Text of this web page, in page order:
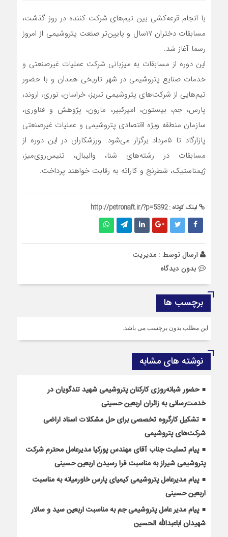
با انجام قرعه‌کشی بین تیم‌های شرکت کننده در روز گذشت،
مسابقات دختران ۱۷سال و پایین‌تر صنعت پتروشیمی از امروز
رسما آغاز شد.
این دوره از مسابقات به میزبانی شرکت عملیات غیرصنعتی و
خدمات صنایع پتروشیمی در شهر تاریخی همدان و با حضور
تیم‌هایی از شرکت‌های پتروشیمی تبریز، خراسان، نوری‌، اروند،
پارس، جم، بیستون‌، امیرکبیر، مارون، پژوهش و فناوری،
سازمان منطقه ویژه اقتصادی پتروشیمی و عملیات غیرصنعتی
پازارگاد تا ۵مرداد برگزار می‌شود. ورزشکاران در این دوره از
مسابقات در رشته‌های شنا، والیبال، تنیس‌روی‌میز،
ژیمناستیک، شطرنج و کاراته به رقابت خواهند پرداخت.
لینک کوتاه :http://petronaft.ir/?p=5392
ارسال توسط : مدیریت
بدون دیدگاه
برچسب ها
این مطلب بدون برچسب می باشد.
نوشته های مشابه
حضور شبانه‌روزی کارکنان پتروشیمی شهید تندگویان در
خدمت‌رسانی به زائران اربعین حسینی
تشکیل کارگروه تخصصی برای حل مشکلات اسناد اراضی
شرکت‌های پتروشیمی
پیام تسلیت جناب آقای مهندس پوركیا مدیرعامل محترم شركت
پتروشیمی شیراز به مناسبت فرا رسیدن اربعین حسینی
پیام مدیرعامل پتروشیمی کیمیای پارس خاورمیانه به مناسبت
اربعین حسینی
پیام مدیر عامل پتروشیمی جم به مناسبت اربعین سید و سالار
شهیدان اباعبدالله الحسین